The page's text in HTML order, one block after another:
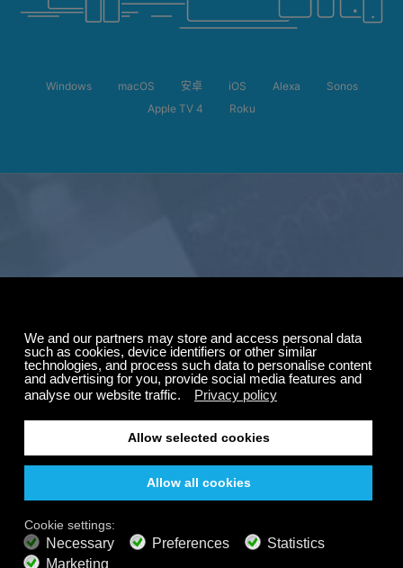
订阅最高可享五折优
惠。
200+ 频道 无限聆听
免费收听
700+ 音乐频道 无广告音乐
声景混音器
Windows macOS 安卓 iOS Alexa
Sonos
Apple TV 4
Roku
全天候在所有设备上收
听，即使离线也能收听
随时随地享受您的 Calm Radio 之旅——即使离线也能收
听。精选音乐、自然声音和轻松氛围，让您轻松集中注
意力、放松身心、冥想，或进入深度睡眠。